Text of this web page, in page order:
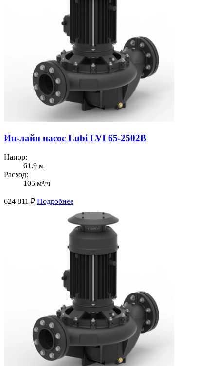
Ин-лайн насос Lubi LVI 65-2502B
Напор:
61.9 м
Расход:
105 м³/ч
624 811 ₽ Подробнее